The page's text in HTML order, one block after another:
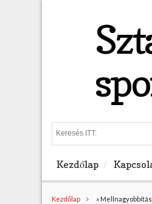
Kezdőlap
Kezdőlap »